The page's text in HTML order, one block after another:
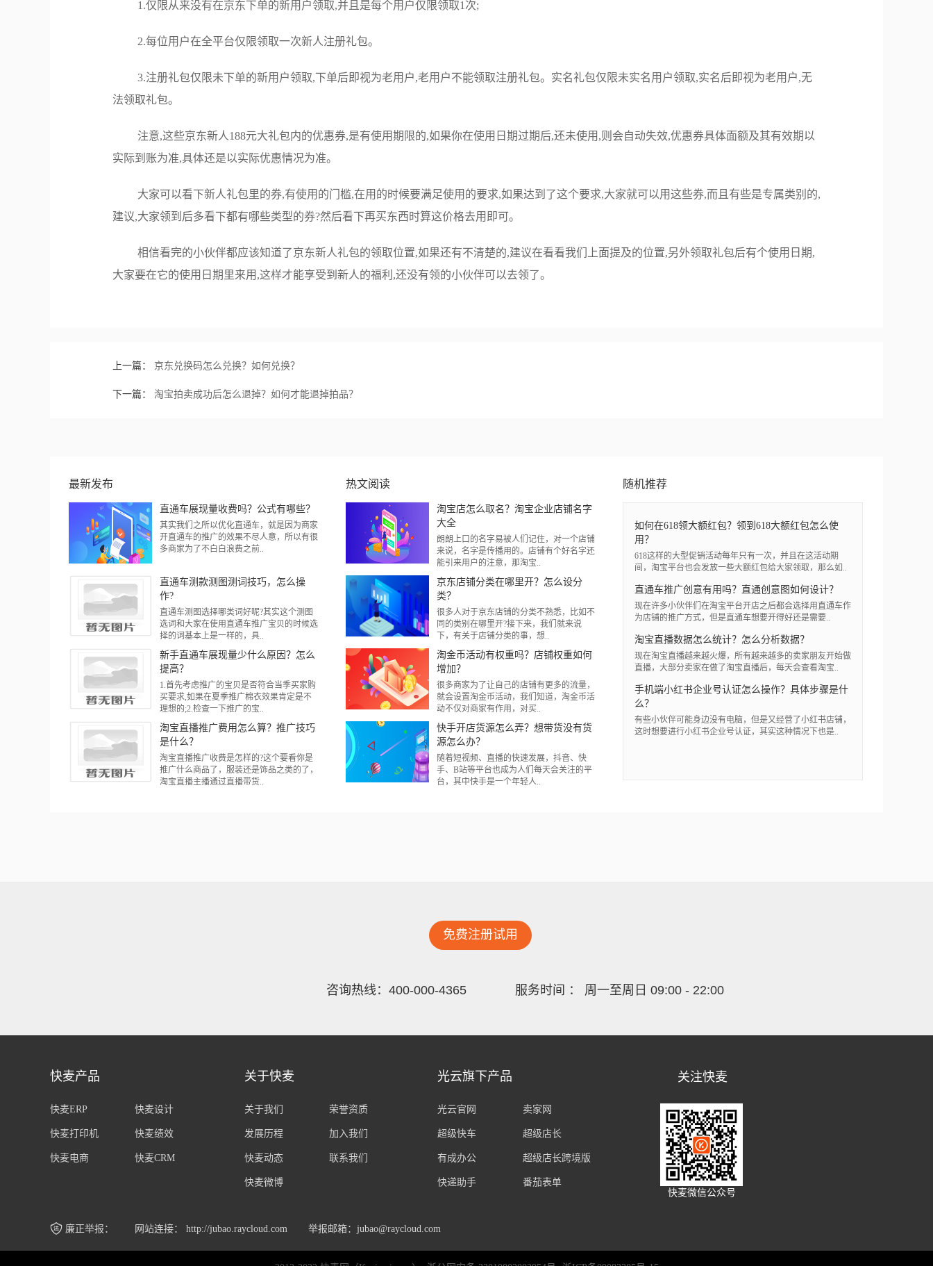
1.仅限从来没有在京东下单的新用户领取,并且是每个用户仅限领取1次;
2.每位用户在全平台仅限领取一次新人注册礼包。
3.注册礼包仅限未下单的新用户领取,下单后即视为老用户,老用户不能领取注册礼包。实名礼包仅限未实名用户领取,实名后即视为老用户,无
法领取礼包。
注意,这些京东新人188元大礼包内的优惠券,是有使用期限的,如果你在使用日期过期后,还未使用,则会自动失效,优惠券具体面额及其有效期以
实际到账为准,具体还是以实际优惠情况为准。
大家可以看下新人礼包里的券,有使用的门槛,在用的时候要满足使用的要求,如果达到了这个要求,大家就可以用这些券,而且有些是专属类别的,
建议,大家领到后多看下都有哪些类型的券?然后看下再买东西时算这价格去用即可。
相信看完的小伙伴都应该知道了京东新人礼包的领取位置,如果还有不清楚的,建议在看看我们上面提及的位置,另外领取礼包后有个使用日期,
大家要在它的使用日期里来用,这样才能享受到新人的福利,还没有领的小伙伴可以去领了。
上一篇： 京东兑换码怎么兑换？如何兑换？
下一篇： 淘宝拍卖成功后怎么退掉？如何才能退掉拍品？
最新发布
直通车展现量收费吗？公式有哪些？
其实我们之所以优化直通车，就是因为商家
开直通车的推广的效果不尽人意，所以有很
多商家为了不白白浪费之前..
直通车测款测图测词技巧，怎么操
作?
直通车测图选择哪类词好呢?其实这个测图
选词和大家在使用直通车推广宝贝的时候选
择的词基本上是一样的，具..
新手直通车展现量少什么原因？怎么
提高？
1.首先考虑推广的宝贝是否符合当季买家购
买要求,如果在夏季推广棉衣效果肯定是不
理想的;2.检查一下推广的宝..
淘宝直播推广费用怎么算？推广技巧
是什么？
淘宝直播推广收费是怎样的?这个要看你是
推广什么商品了，服装还是饰品之类的了，
淘宝直播主播通过直播带货..
热文阅读
淘宝店怎么取名？淘宝企业店铺名字
大全
朗朗上口的名字易被人们记住，对一个店铺
来说，名字是传播用的。店铺有个好名字还
能引来用户的注意，那淘宝..
京东店铺分类在哪里开？怎么设分
类？
很多人对于京东店铺的分类不熟悉，比如不
同的类别在哪里开?接下来，我们就来说
下，有关于店铺分类的事，想..
淘金币活动有权重吗？店铺权重如何
增加？
很多商家为了让自己的店铺有更多的流量，
就会设置淘金币活动，我们知道，淘金币活
动不仅对商家有作用，对买..
快手开店货源怎么弄？想带货没有货
源怎么办？
​随着短视频、直播的快速发展，抖音、快
手、B站等平台也成为人们每天会关注的平
台，其中快手是一个年轻人..
随机推荐
如何在618领大额红包？领到618大额红包怎么使
用？
618这样的大型促销活动每年只有一次，并且在这活动期
间，淘宝平台也会发放一些大额红包给大家领取，那么如..
直通车推广创意有用吗？直通创意图如何设计？
​现在许多小伙伴们在淘宝平台开店之后都会选择用直通车作
为店铺的推广方式，但是直通车想要开得好还是需要..
淘宝直播数据怎么统计？怎么分析数据？
现在淘宝直播越来越火爆，所有越来越多的卖家朋友开始做
直播，大部分卖家在做了淘宝直播后，每天会查看淘宝..
手机端小红书企业号认证怎么操作？具体步骤是什
么？
有些小伙伴可能身边没有电脑，但是又经营了小红书店铺，
这时想要进行小红书企业号认证，其实这种情况下也是..
免费注册试用
咨询热线：400-000-4365 服务时间 ： 周一至周日 09:00 - 22:00
快麦产品
快麦ERP
快麦打印机
快麦电商
快麦设计
快麦绩效
快麦CRM
关于快麦
关于我们
发展历程
快麦动态
快麦微博
荣誉资质
加入我们
联系我们
光云旗下产品
光云官网
超级快车
有成办公
快递助手
卖家网
超级店长
超级店长跨境版
番茄表单
关注快麦
快麦微信公众号
廉正举报： 网站连接： http://jubao.raycloud.com 举报邮箱：jubao@raycloud.com